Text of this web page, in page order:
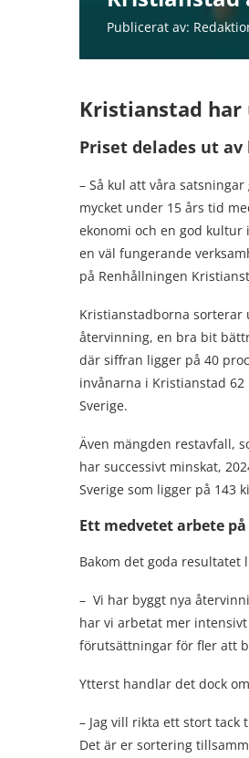
Publicerat av:
Kristianstad
Priset delades ut
– Så kul att våra
mycket under 15 års tid
ekonomi och en god
en väl fungerande
på Renhållningen
Kristianstadborna
återvinning, en bra bit
där siffran ligger på 40
invånarna i Kristianstad
Sverige.
Även mängden restavfall,
har successivt minskat,
Sverige som ligger på 143
Ett medvetet arbete
Bakom det goda
– Vi har byggt nya
har vi arbetat mer
förutsättningar för fler att
Ytterst handlar det dock
– Jag vill rikta ett stort
Det är er sortering